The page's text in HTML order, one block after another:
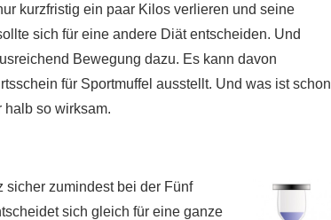
kurzfristig ein paar Kilos verlieren und seine
sich für eine andere Diät entscheiden. Und
Bewegung dazu. Es kann davon
für Sportmuffel ausstellt. Und was ist schon
halb so wirksam.
sicher zumindest bei der Fünf
sich gleich für eine ganze